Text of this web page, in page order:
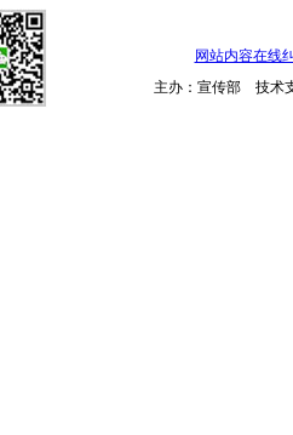
网站内容在线
主办：宣传部 技术